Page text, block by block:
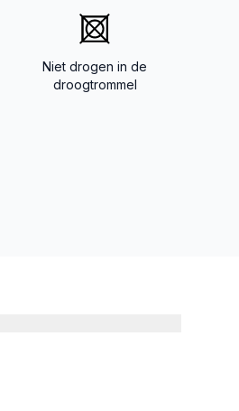
Niet drogen in de
droogtrommel